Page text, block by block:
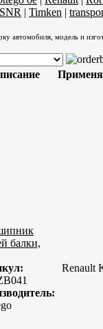
SNR | Timken |
автомобиля, модель и
балки,
Renault